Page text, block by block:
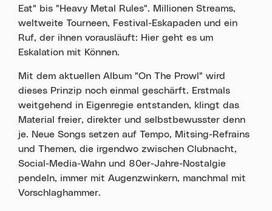
Eat" bis "Heavy Metal Rules". Millionen Streams,
weltweite Tourneen, Festival-Eskapaden und ein
Ruf, der ihnen vorausläuft: Hier geht es um
Eskalation mit Können.
Mit dem aktuellen Album "On The Prowl" wird
dieses Prinzip noch einmal geschärft. Erstmals
weitgehend in Eigenregie entstanden, klingt das
Material freier, direkter und selbstbewusster denn
je. Neue Songs setzen auf Tempo, Mitsing-Refrains
und Themen, die irgendwo zwischen Clubnacht,
Social-Media-Wahn und 80er-Jahre-Nostalgie
pendeln, immer mit Augenzwinkern, manchmal mit
Vorschlaghammer.